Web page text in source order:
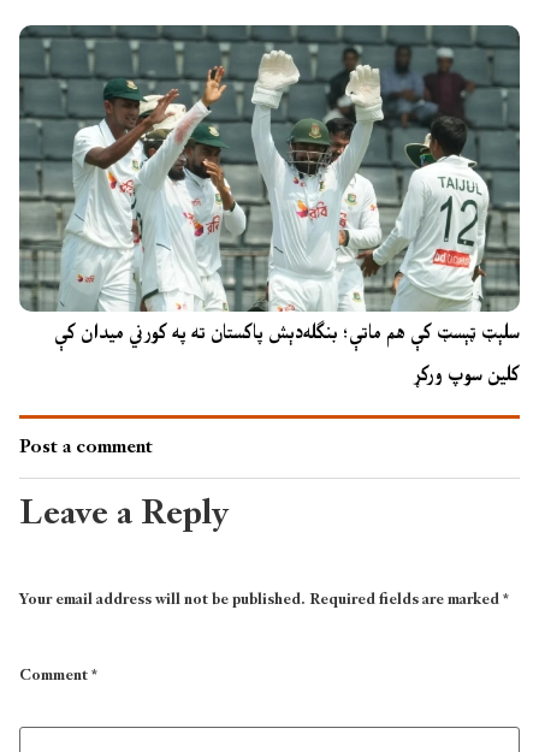
سلېټ ټېسټ کې هم ماتې؛ بنګله‌دېش پاکستان ته په کورني میدان کې
کلین سوپ ورکړ
Post a comment
Leave a Reply
Your email address will not be published.Required fields are marked*
Comment*